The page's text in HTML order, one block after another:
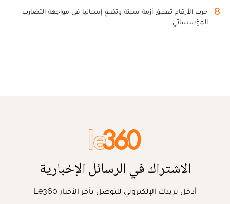
8
حرب الأرقام تعمق أزمة سبتة وتضع إسبانيا في مواجهة التضارب
المؤسساتي
الاشتراك في الرسائل الإخبارية
أدخل بريدك الإلكتروني للتوصل بآخر الأخبار Le360